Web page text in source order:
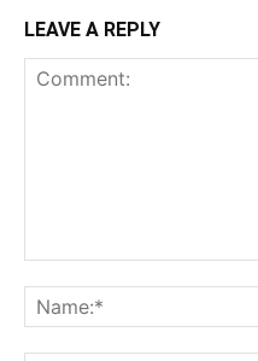
LEAVE A REPLY